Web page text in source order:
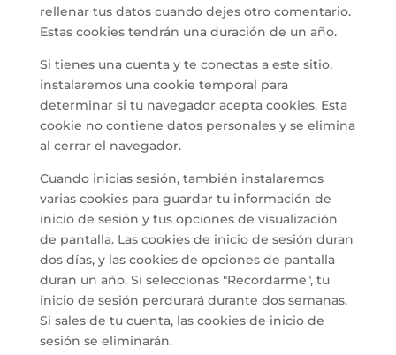
rellenar tus datos cuando dejes otro comentario.
Estas cookies tendrán una duración de un año.
Si tienes una cuenta y te conectas a este sitio,
instalaremos una cookie temporal para
determinar si tu navegador acepta cookies. Esta
cookie no contiene datos personales y se elimina
al cerrar el navegador.
Cuando inicias sesión, también instalaremos
varias cookies para guardar tu información de
inicio de sesión y tus opciones de visualización
de pantalla. Las cookies de inicio de sesión duran
dos días, y las cookies de opciones de pantalla
duran un año. Si seleccionas "Recordarme", tu
inicio de sesión perdurará durante dos semanas.
Si sales de tu cuenta, las cookies de inicio de
sesión se eliminarán.